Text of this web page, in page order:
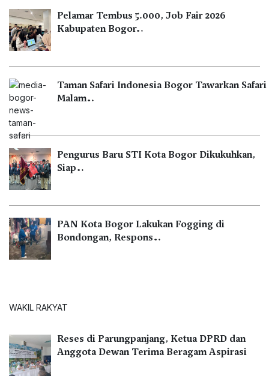
Pelamar Tembus 5.000, Job Fair 2026
Kabupaten Bogor…
Taman Safari Indonesia Bogor Tawarkan Safari
Malam…
Pengurus Baru STI Kota Bogor Dikukuhkan,
Siap…
PAN Kota Bogor Lakukan Fogging di
Bondongan, Respons…
WAKIL RAKYAT
Reses di Parungpanjang, Ketua DPRD dan
Anggota Dewan Terima Beragam Aspirasi